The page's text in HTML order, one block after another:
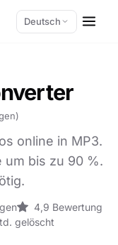
Deutsch
online in MP3.
um bis zu 90 %.
4,9 Bewertung
gelöscht